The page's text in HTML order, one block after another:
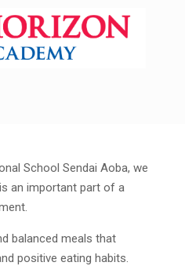
School Sendai Aoba, we
an important part of a
balanced meals that
positive eating habits.